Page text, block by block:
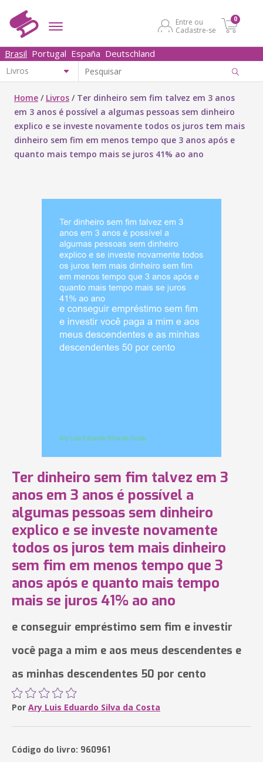
Entre ou
Cadastre-se
0
Brasil Portugal España Deutschland
Home / Livros / Ter dinheiro sem fim talvez em 3 anos
em 3 anos é possível a algumas pessoas sem dinheiro
explico e se investe novamente todos os juros tem mais
dinheiro sem fim em menos tempo que 3 anos após e
quanto mais tempo mais se juros 41% ao ano
Ter dinheiro sem fim talvez em 3
anos em 3 anos é possível a
algumas pessoas sem dinheiro
explico e se investe novamente
todos os juros tem mais dinheiro
sem fim em menos tempo que 3
anos após e quanto mais tempo
mais se juros 41% ao ano
e conseguir empréstimo sem fim e investir
você paga a mim e aos meus descendentes e
as minhas descendentes 50 por cento
Por Ary Luis Eduardo Silva da Costa
Código do livro: 960961